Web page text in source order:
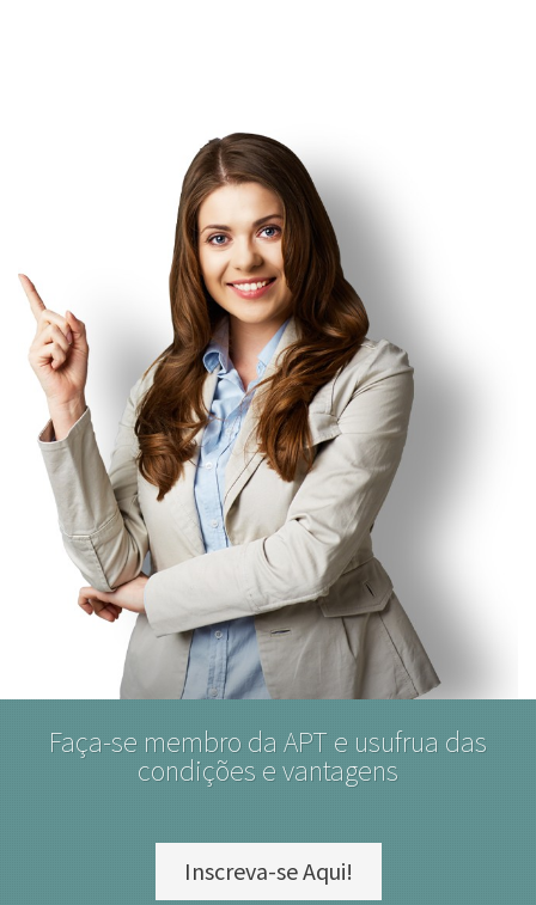
Faça-se membro da APT e usufrua das
condições e vantagens
Inscreva-se Aqui!